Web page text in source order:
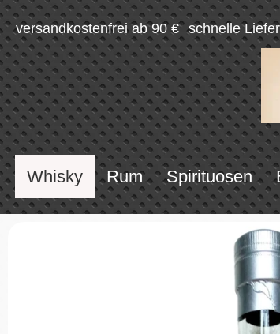
versandkostenfrei ab 90 € schnelle
Whisky Rum Spirituosen